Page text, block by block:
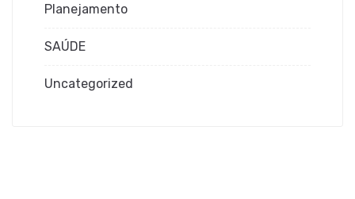
Planejamento
SAÚDE
Uncategorized